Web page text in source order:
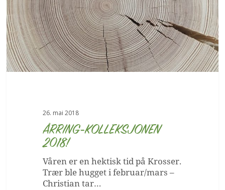
26. mai 2018
ÅRRING-KOLLEKSJONEN
2018!
Våren er en hektisk tid på Krosser.
Trær ble hugget i februar/mars –
Christian tar…